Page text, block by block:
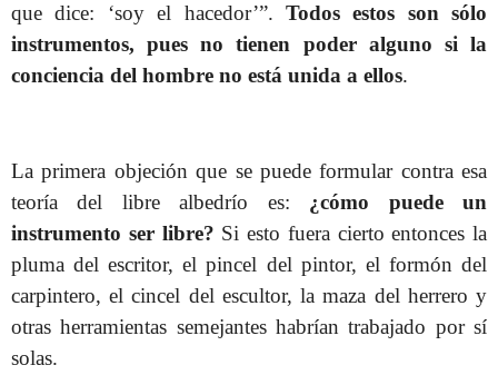
que dice: ‘soy el hacedor’”. Todos estos son sólo
instrumentos, pues no tienen poder alguno si la
conciencia del hombre no está unida a ellos.
La primera objeción que se puede formular contra esa
teoría del libre albedrío es: ¿cómo puede un
instrumento ser libre? Si esto fuera cierto entonces la
pluma del escritor, el pincel del pintor, el formón del
carpintero, el cincel del escultor, la maza del herrero y
otras herramientas semejantes habrían trabajado por sí
solas.